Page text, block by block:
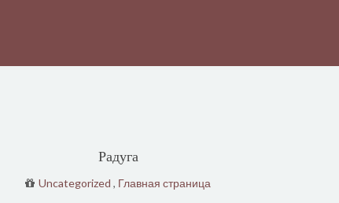
Радуга
Uncategorized , Главная страница